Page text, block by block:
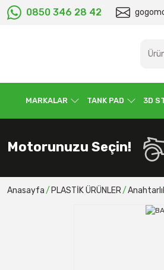
0850 346 28 42
MARKALAR TANK PAD 3D
Motorunuzu Seçin!
Anasayfa PLASTİK ÜRÜNLER